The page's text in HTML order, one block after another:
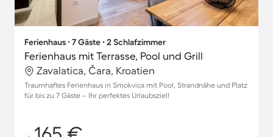
Ferienhaus ∙ 7 Gäste ∙ 2 Schlafzimmer
Ferienhaus mit Terrasse, Pool und Grill
Zavalatica, Čara, Kroatien
Traumhaftes Ferienhaus in Smokvica mit Pool, Strandnähe und Platz
für bis zu 7 Gäste – Ihr perfektes Urlaubsziel!